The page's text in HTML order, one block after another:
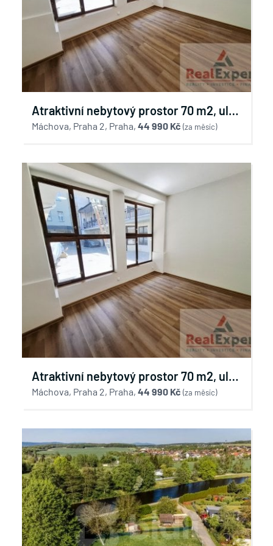
Atraktivní nebytový prostor 70 m2, ul.
Máchova, Praha 2 - Vinohrady
Máchova, Praha 2, Praha, 44 990 Kč (za měsíc)
Atraktivní nebytový prostor 70 m2, ul.
Máchova, Praha 2 - Vinohrady
Máchova, Praha 2, Praha, 44 990 Kč (za měsíc)